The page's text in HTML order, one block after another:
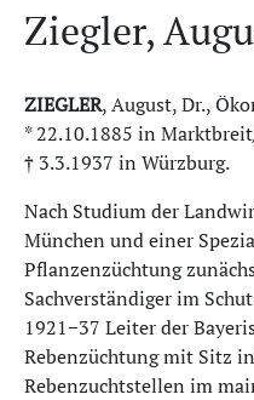
Ziegler,
ZIEGLER, August, Dr.,
* 22.10.1885 in
† 3.3.1937 in Würzburg.
Nach Studium der
München und einer
Pflanzenzüchtung
Sachverständiger im
1921−37 Leiter der
Rebenzüchtung mit Sitz
Rebenzuchtstellen im